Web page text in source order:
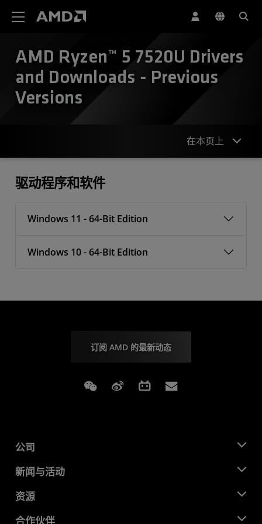
AMD Ryzen™ 5 7520U Drivers
and Downloads - Previous
Versions
在本页上
驱动程序和软件
Windows 11 - 64-Bit Edition
Windows 10 - 64-Bit Edition
订阅 AMD 的最新动态
Weixin Weibo Bilibili
公司
关于 AMD
企业责任
就业机会
新闻与活动
新闻中心
资源
开发中心
合作伙伴